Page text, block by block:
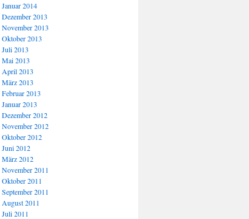
Januar 2014
Dezember 2013
November 2013
Oktober 2013
Juli 2013
Mai 2013
April 2013
März 2013
Februar 2013
Januar 2013
Dezember 2012
November 2012
Oktober 2012
Juni 2012
März 2012
November 2011
Oktober 2011
September 2011
August 2011
Juli 2011